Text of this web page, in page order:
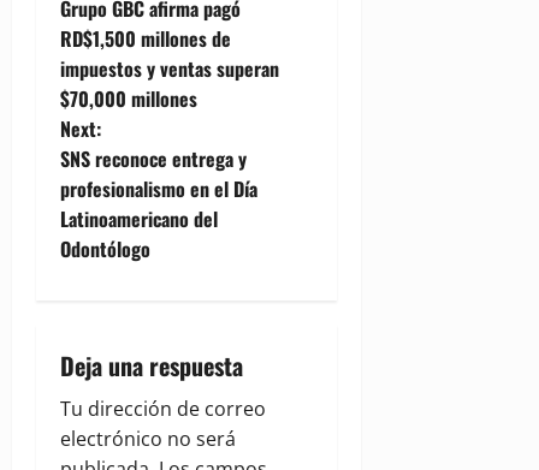
o
s
t
n
a
i
g
a
Grupo GBC afirma pagó
RD$1,500 millones de
impuestos y ventas superan
$70,000 millones
Next:
SNS reconoce entrega y
profesionalismo en el Día
Latinoamericano del
Odontólogo
Deja una respuesta
Tu dirección de correo
electrónico no será